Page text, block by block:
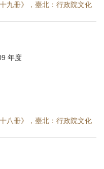
九冊》，臺北：行政院文化
年度
八冊》，臺北：行政院文化